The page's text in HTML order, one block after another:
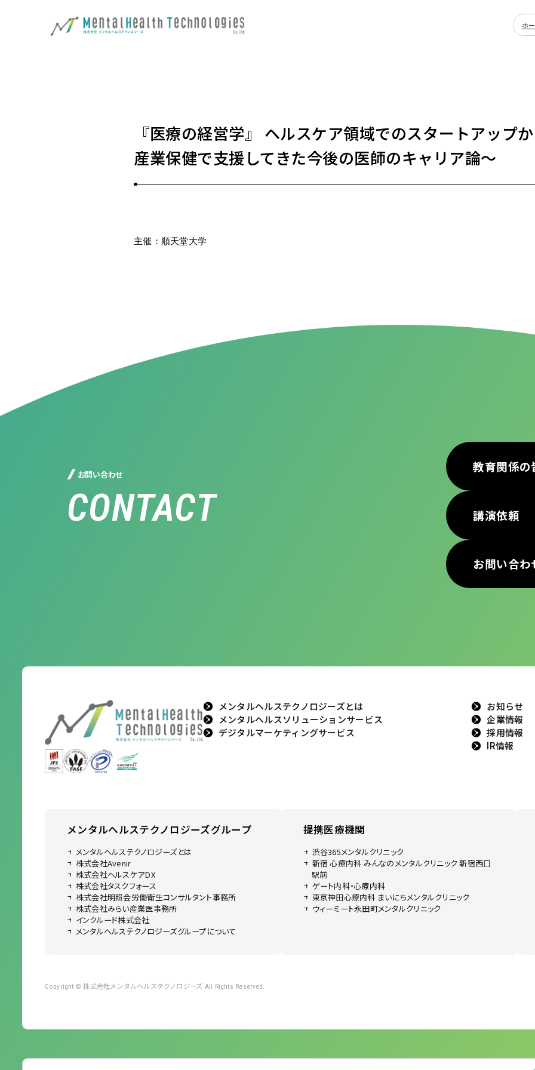
ホ
『医療の経営学』 ヘルスケア領域でのスタートアップ
産業保健で支援してきた今後の医師のキャリア論〜
主催：順天堂大学
お問い合わせ
CONTACT
教育関係の
講演依頼
お問い合わ
メンタルヘルステクノロジーズとは
メンタルヘルスソリューションサービス
デジタルマーケティングサービス
お知らせ
企業情報
採用情報
IR情報
メンタルヘルステクノロジーズグループ
メンタルヘルステクノロジーズとは
株式会社Avenir
株式会社ヘルスケアDX
株式会社タスクフォース
株式会社明照会労働衛生コンサルタント事務所
株式会社みらい産業医事務所
インクルード株式会社
メンタルヘルステクノロジーズグループについて
提携医療機関
渋谷365メンタルクリニック
新宿 心療内科 みんなのメンタルクリニック 新宿西口
駅前
ゲート内科・心療内科
東京神田心療内科 まいにちメンタルクリニック
ウィーミート永田町メンタルクリニック
Copyright ©株式会社メンタルヘルステクノロジーズ All Rights Reserved.